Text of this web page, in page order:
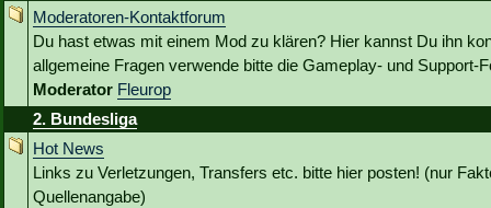
Moderatoren-Kontaktforum
Du hast etwas mit einem Mod zu klären? Hier kannst Du ihn
allgemeine Fragen verwende bitte die Gameplay- und Support-
Moderator Fleurop
2. Bundesliga
Hot News
Links zu Verletzungen, Transfers etc. bitte hier posten! (nur
Quellenangabe)